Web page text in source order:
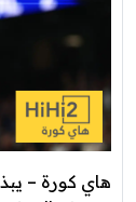
هاي كورة –